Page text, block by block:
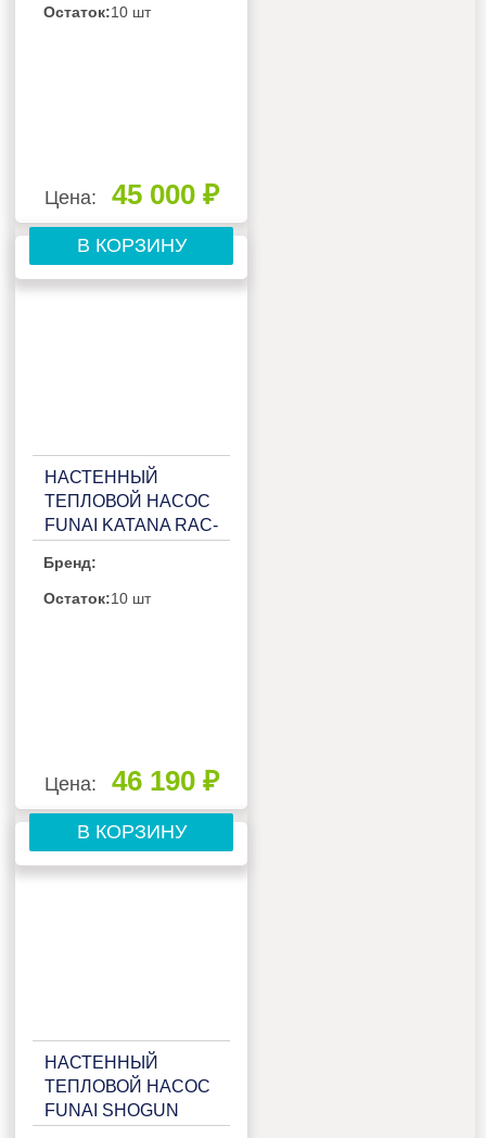
SG25HP.D03H
Остаток:10 шт
Цена: 45 000 ₽
В КОРЗИНУ
НАСТЕННЫЙ
ТЕПЛОВОЙ НАСОС
FUNAI KATANA RAC-
KT30HP.D01H
Бренд:
Остаток:10 шт
Цена: 46 190 ₽
В КОРЗИНУ
НАСТЕННЫЙ
ТЕПЛОВОЙ НАСОС
FUNAI SHOGUN